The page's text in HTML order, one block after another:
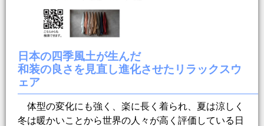
日本の四季風土が生んだ
和装の良さを見直し進化させたリラックスウ
ェア
体型の変化にも強く、楽に長く着られ、夏は涼しく
冬は暖かいことから世界の人々が高く評価している日